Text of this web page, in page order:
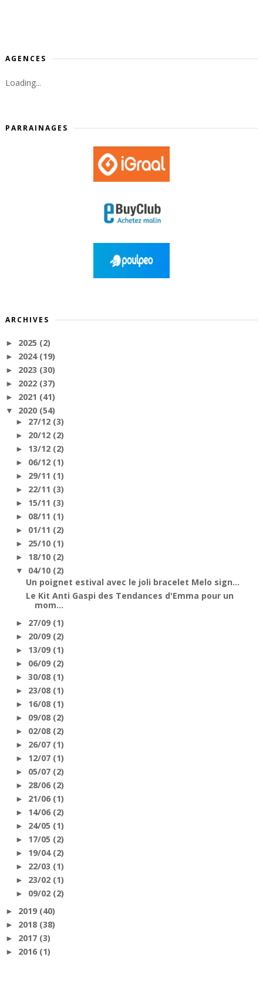
AGENCES
Loading...
PARRAINAGES
ARCHIVES
► 2025 (2)
► 2024 (19)
► 2023 (30)
► 2022 (37)
► 2021 (41)
▼ 2020 (54)
► 27/12 (3)
► 20/12 (2)
► 13/12 (2)
► 06/12 (1)
► 29/11 (1)
► 22/11 (3)
► 15/11 (3)
► 08/11 (1)
► 01/11 (2)
► 25/10 (1)
► 18/10 (2)
▼ 04/10 (2)
Un poignet estival avec le joli bracelet Melo sign...
Le Kit Anti Gaspi des Tendances d'Emma pour un
mom...
► 27/09 (1)
► 20/09 (2)
► 13/09 (1)
► 06/09 (2)
► 30/08 (1)
► 23/08 (1)
► 16/08 (1)
► 09/08 (2)
► 02/08 (2)
► 26/07 (1)
► 12/07 (1)
► 05/07 (2)
► 28/06 (2)
► 21/06 (1)
► 14/06 (2)
► 24/05 (1)
► 17/05 (2)
► 19/04 (2)
► 22/03 (1)
► 23/02 (1)
► 09/02 (2)
► 2019 (40)
► 2018 (38)
► 2017 (3)
► 2016 (1)